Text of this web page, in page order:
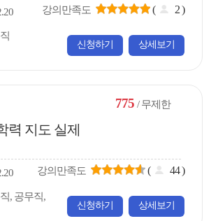
강의만족도 ( 2)
신청하기 상세보기
지도 실제
, 공무직,
강의만족도 ( 44)
775 / 무제한
신청하기 상세보기